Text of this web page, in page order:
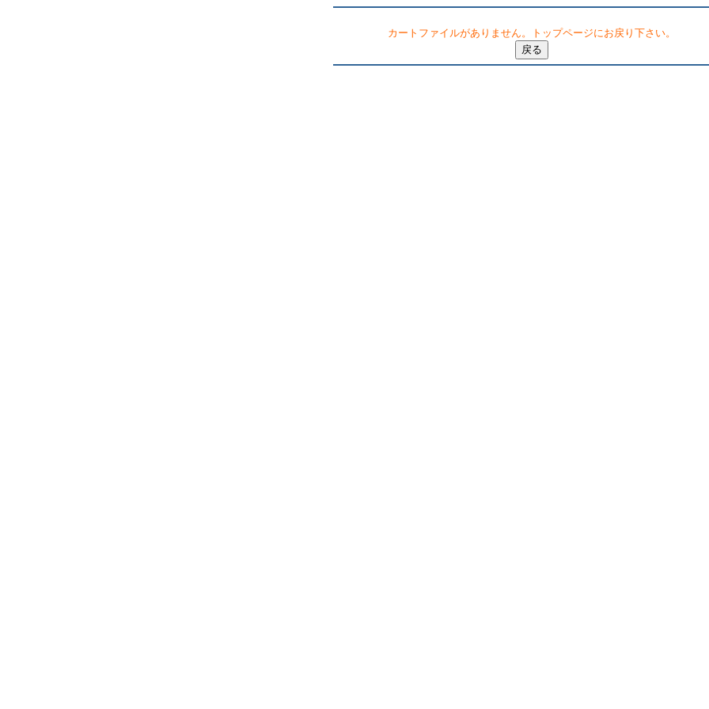
カートファイルがありません。トップページにお戻り下さい。